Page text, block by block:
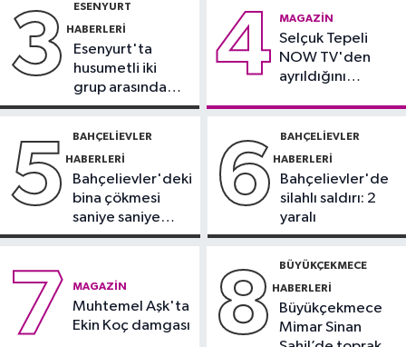
Devlet bilgilerinizi çaldırmayın
Oğlu Hunter Biden’dan açıklama
3 ESENYURT
HABERLERI
Esenyurt'ta
husumetli iki
grup arasında
silahlı kavga
4 MAGAZIN
Selçuk Tepeli
NOW TV'den
ayrıldığını
5 BAHÇELIEVLER
HABERLERI
Bahçelievler'deki
bina çökmesi
saniye saniye
görüntülendi
6 BAHÇELIEVLER
HABERLERI
Bahçelievler'de
silahlı saldırı: 2
yaralı
7 MAGAZIN
Muhtemel Aşk'ta
Ekin Koç damgası
8 BÜYÜKÇEKMECE
HABERLERI
Büyükçekmece
Mimar Sinan